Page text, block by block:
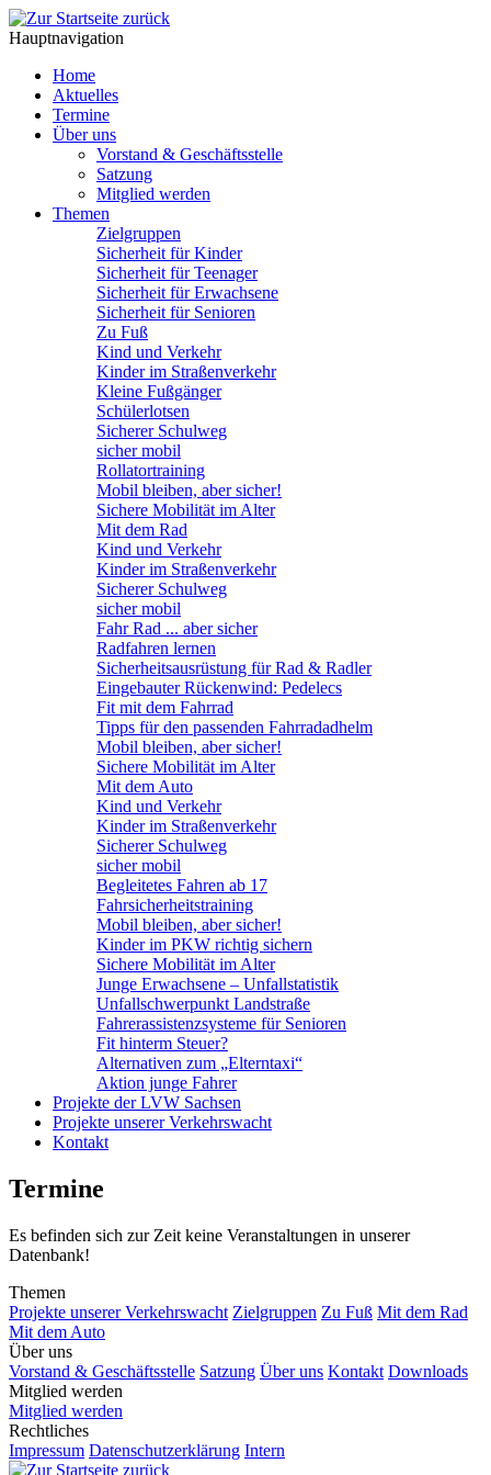
Hauptnavigation
Home
Aktuelles
Termine
Über uns
Vorstand & Geschäftsstelle
Satzung
Mitglied werden
Themen
Zielgruppen
Sicherheit für Kinder
Sicherheit für Teenager
Sicherheit für Erwachsene
Sicherheit für Senioren
Zu Fuß
Kind und Verkehr
Kinder im Straßenverkehr
Kleine Fußgänger
Schülerlotsen
Sicherer Schulweg
sicher mobil
Rollatortraining
Mobil bleiben, aber sicher!
Sichere Mobilität im Alter
Mit dem Rad
Kind und Verkehr
Kinder im Straßenverkehr
Sicherer Schulweg
sicher mobil
Fahr Rad ... aber sicher
Radfahren lernen
Sicherheitsausrüstung für Rad & Radler
Eingebauter Rückenwind: Pedelecs
Fit mit dem Fahrrad
Tipps für den passenden Fahrradadhelm
Mobil bleiben, aber sicher!
Sichere Mobilität im Alter
Mit dem Auto
Kind und Verkehr
Kinder im Straßenverkehr
Sicherer Schulweg
sicher mobil
Begleitetes Fahren ab 17
Fahrsicherheitstraining
Mobil bleiben, aber sicher!
Kinder im PKW richtig sichern
Sichere Mobilität im Alter
Junge Erwachsene – Unfallstatistik
Unfallschwerpunkt Landstraße
Fahrerassistenzsysteme für Senioren
Fit hinterm Steuer?
Alternativen zum „Elterntaxi“
Aktion junge Fahrer
Projekte der LVW Sachsen
Projekte unserer Verkehrswacht
Kontakt
Termine
Es befinden sich zur Zeit keine Veranstaltungen in unserer
Datenbank!
Themen
Projekte unserer Verkehrswacht Zielgruppen Zu Fuß Mit dem Rad
Mit dem Auto
Über uns
Vorstand & Geschäftsstelle Satzung Über uns Kontakt Downloads
Mitglied werden
Mitglied werden
Rechtliches
Impressum Datenschutzerklärung Intern